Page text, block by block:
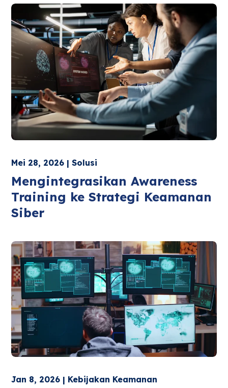
Mei 28, 2026 | Solusi
Mengintegrasikan Awareness
Training ke Strategi Keamanan
Siber
Jan 8, 2026 | Kebijakan Keamanan